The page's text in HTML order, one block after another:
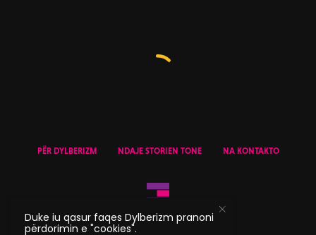
PËR DYLBERIZM NDAJE STORIEN TONE NA KONTAKTO
Duke iu qasur faqes Dylberizm pranoni
përdorimin e "cookies".